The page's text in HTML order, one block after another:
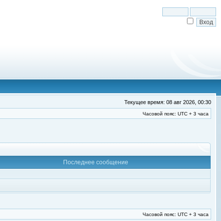
Текущее время: 08 авг 2026, 00:30
Часовой пояс: UTC + 3 часа
Последнее сообщение
Часовой пояс: UTC + 3 часа